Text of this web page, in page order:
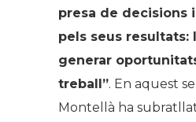
presa de decisions
pels seus resultats:
generar
treball”. En aquest
Montellà ha